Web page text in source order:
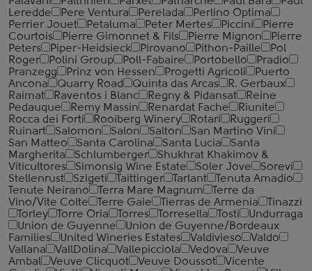
Leredde
Pere Ventura Perelada
Perlino Optima
Perrier Jouet
Petaluma Peter Mertes Piccini
Pierre
Courtois
Pierre Gimonnet & Fils Pierre Mignon
Pierre
Peters
Piper-Heidsieck Pirovano Pithon-Paille
Pol
Roger
Polini Group Poll-Fabaire Portobello
Pradio
Pranzegg
Prinz von Hessen Progetti Agricoli
Puerto
Ancona
Quarry Road Quinta das Arcas
R. Gerbaux
Raimat
Raventos i Blanc Regny & Pidansat
Reine
Pedauque
Remy Massin Renardat Fache
Riunite
Rocca dei Forti
Rooiberg Winery Rotari
Ruggeri
Ruinart
Salomon Salon Salton
San Martino Vini
San Matteo
Santa Carolina Santa Lucia
Santa
Margherita
Schlumberger
Shukhrat Khakimov &
Viticultores
Simonsig Wine Estate Soler Jove
Sorevi
Stellenrust
Szigeti Taittinger Tarlant
Tenuta Amadio
Tenute Neirano
Terra Mare Magnum
Terre da
Vino/Vite Colte
Terre Gaie Tierras de Armenia
Tinazzi
Torley
Torre Oria Torres Torresella Tosti
Undurraga
Union de Guyenne
Union de Guyenne/Bordeaux
Families
United Wineries Estates Valdivieso
Valdo
Vallana
VallDolina Vallepicciola Vedova
Veuve
Ambal
Veuve Clicquot Veuve Doussot
Vicente